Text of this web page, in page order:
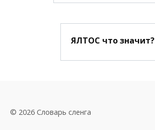
ЯЛТОС что значит?
© 2026 Словарь сленга